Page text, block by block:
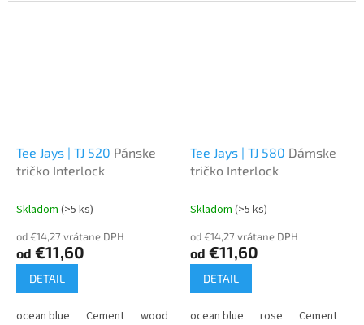
Tee Jays | TJ 520 Pánske
tričko Interlock
Skladom (>5 ks)
od €14,27 vrátane DPH
od €11,60
DETAIL
ocean blue Cement wood
Tee Jays | TJ 580 Dámske
tričko Interlock
Skladom (>5 ks)
od €14,27 vrátane DPH
od €11,60
DETAIL
ocean blue rose Cement